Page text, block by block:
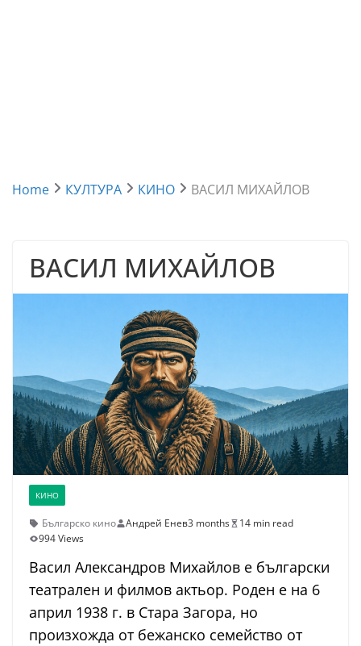
Home КУЛТУРА КИНО ВАСИЛ МИХАЙЛОВ
ВАСИЛ МИХАЙЛОВ
КИНО
Българско кино Андрей Енев3 months
14 min read
994 Views
Васил Александров Михайлов е български
театрален и филмов актьор. Роден е на 6
април 1938 г. в Стара Загора, но
произхожда от бежанско семейство от